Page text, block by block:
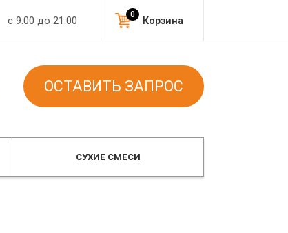
с 9:00 до 21:00 Корзина
0
ОСТАВИТЬ ЗАПРОС
СУХИЕ СМЕСИ